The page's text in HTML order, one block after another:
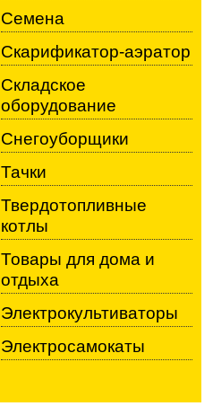
Семена
Скарификатор-аэратор
Складское
оборудование
Снегоуборщики
Тачки
Твердотопливные
котлы
Товары для дома и
отдыха
Электрокультиваторы
Электросамокаты